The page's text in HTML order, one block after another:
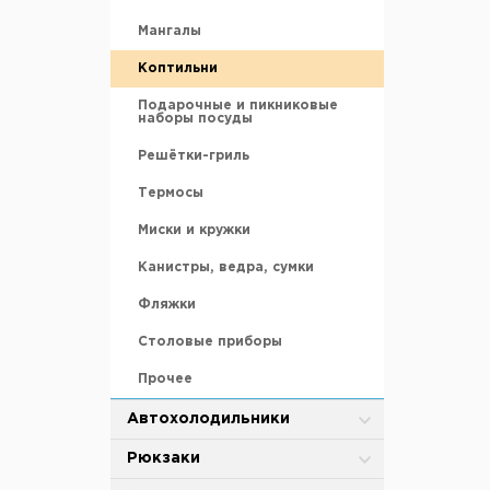
Силиконовые приманки
переноски
Удилища
Эхолоты и камеры
Транцевые колеса
Якоря
Газовые баллоны и жидкое
Сухое горючее
Мангалы
Коптильни
Подарочные и пикниковые
наборы посуды
Решётки-гриль
Термосы
Миски и кружки
Канистры, ведра, сумки
Фляжки
Столовые приборы
Прочее
Автохолодильники
Автохолодильники
Рюкзаки